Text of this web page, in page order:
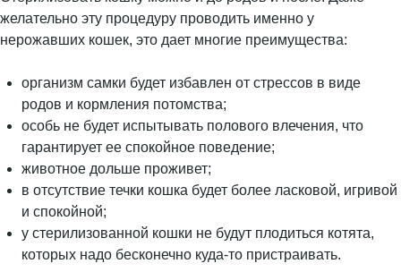
желательно эту процедуру проводить именно у
нерожавших кошек, это дает многие преимущества:
организм самки будет избавлен от стрессов в виде
родов и кормления потомства;
особь не будет испытывать полового влечения, что
гарантирует ее спокойное поведение;
животное дольше проживет;
в отсутствие течки кошка будет более ласковой, игривой
и спокойной;
у стерилизованной кошки не будут плодиться котята,
которых надо бесконечно куда-то пристраивать.